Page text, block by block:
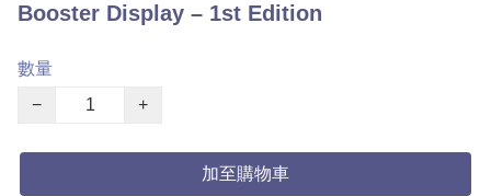
Booster Display – 1st Edition
數量
−
+
加至購物車